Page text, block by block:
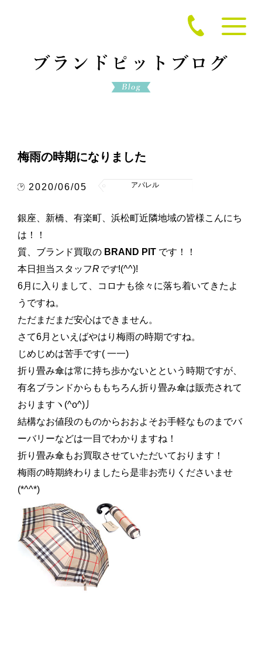
梅雨の時期になりました
2020/06/05 アパレル
銀座、新橋、有楽町、浜松町近隣地域の皆様こんにち
は！！
質、ブランド買取の BRAND PIT です！！
本日担当スタッフRです!(^^)!
6月に入りまして、コロナも徐々に落ち着いてきたよ
うですね。
ただまだまだ安心はできません。
さて6月といえばやはり梅雨の時期ですね。
じめじめは苦手です( 一一)
折り畳み傘は常に持ち歩かないとという時期ですが、
有名ブランドからももちろん折り畳み傘は販売されて
おりますヽ(^o^)丿
結構なお値段のものからおおよそお手軽なものまでバ
ーバリーなどは一目でわかりますね！
折り畳み傘もお買取させていただいております！
梅雨の時期終わりましたら是非お売りくださいませ
(*^^*)